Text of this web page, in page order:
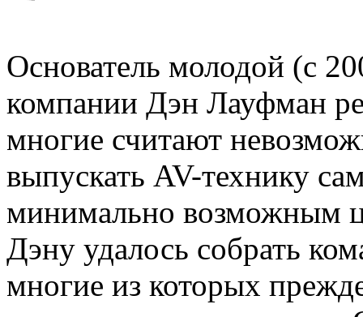
Основатель молодой (c
компании Дэн Лауфман
многие считают
выпускать AV-технику
минимально возможным
Дэну удалось собрать
многие из которых